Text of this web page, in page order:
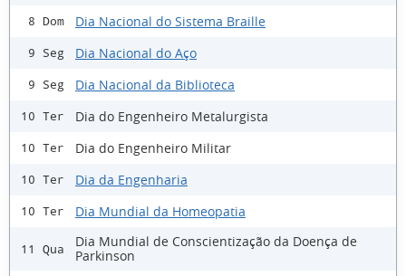
8 Dom Dia Nacional do Sistema Braille
9 Seg Dia Nacional do Aço
9 Seg Dia Nacional da Biblioteca
10 Ter Dia do Engenheiro Metalurgista
10 Ter Dia do Engenheiro Militar
10 Ter Dia da Engenharia
10 Ter Dia Mundial da Homeopatia
11 Qua
Dia Mundial de Conscientização da Doença de
Parkinson